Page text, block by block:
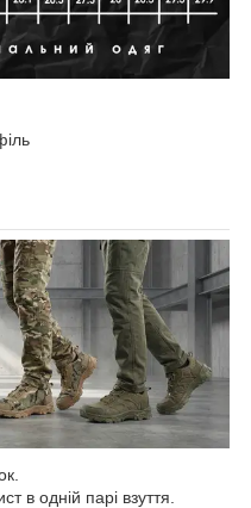
в одній парі взуття.